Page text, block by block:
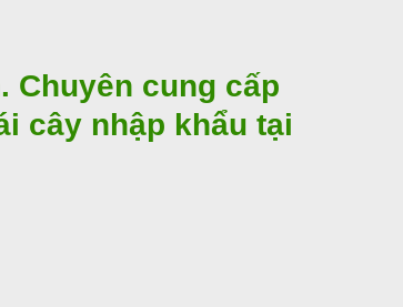
Chuyên cung cấp
cây nhập khẩu tại